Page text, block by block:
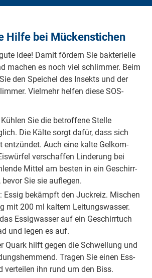
Hilfe bei Mückenstichen
Idee! Da­mit för­dern Sie bak­te­ri­el­le
ma­chen es noch viel schlim­mer. Beim
den Spei­chel des In­sekts und der
Viel­mehr hel­fen die­se SOS-
Sie die be­trof­fe­ne Stel­le
Die Käl­te sorgt da­für, dass sich
ent­zün­det. Auch ei­ne kal­te Gel­kom­
ver­schaf­fen Lin­de­rung bei
Mit­tel am bes­ten in ein Ge­schirr­
Sie sie auf­le­gen.
: Es­sig be­kämpft den Juck­reiz. Mi­schen
mit 200 ml kal­tem Lei­tungs­was­ser.
Es­sig­was­ser auf ein Ge­schirr­tuch
und le­gen es auf.
Quark hilft ge­gen die Schwel­lung und
Tra­gen Sie ei­nen Ess­
ver­tei­len ihn rund um den Biss.